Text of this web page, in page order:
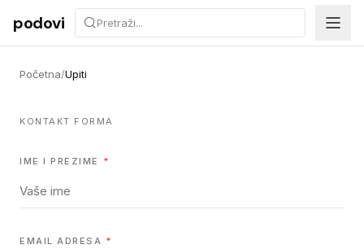
Preskoči na sadržaj
podovi
Početna/Upiti
KONTAKT FORMA
IME I PREZIME *
EMAIL ADRESA *